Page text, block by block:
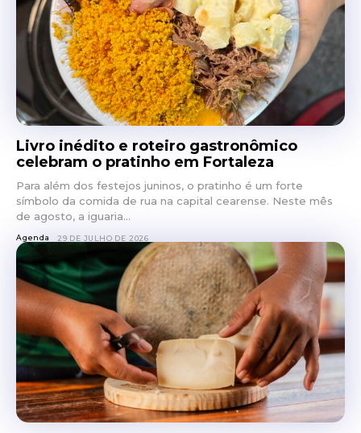
Livro inédito e roteiro gastronômico
celebram o pratinho em Fortaleza
Para além dos festejos juninos, o pratinho é um forte
símbolo da comida de rua na capital cearense. Neste mês
de agosto, a iguaria...
Agenda 29 DE JULHO DE 2026